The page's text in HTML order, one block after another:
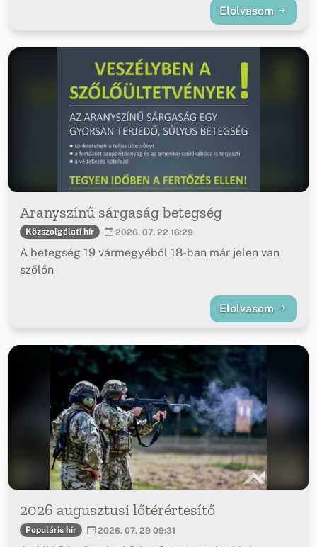
Elolvasom
Aranyszínű sárgaság betegség
Közszolgálati hír 2026. 07. 22 16:29
A betegség 19 vármegyéből 18-ban már jelen van
szőlőn
Elolvasom
2026 augusztusi lőtérértesítő
Populáris hír 2026. 07. 29 09:31